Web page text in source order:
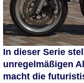
In dieser Serie
unregelmäßigen
macht die